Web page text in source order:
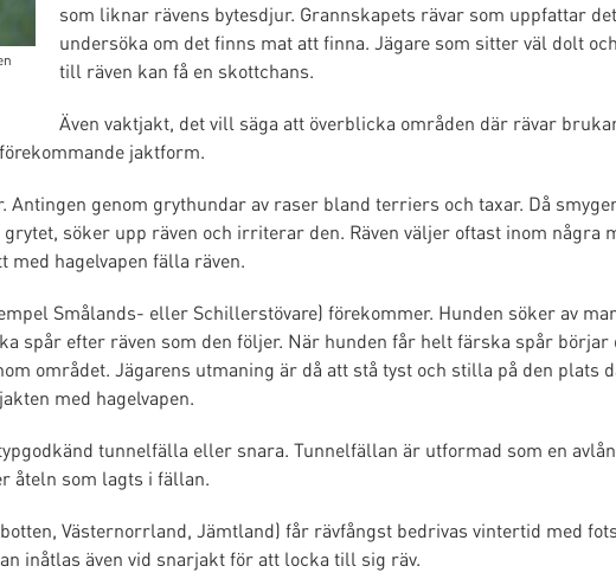
som liknar rävens bytesdjur. Grannskapets rävar som uppfattar
undersöka om det finns mat att finna. Jägare som sitter väl dolt
till räven kan få en skottchans.
Även vaktjakt, det vill säga att överblicka områden där rävar
jaktform.
Antingen genom grythundar av raser bland terriers och taxar. Då
söker upp räven och irriterar den. Räven väljer oftast inom några
med hagelvapen fälla räven.
Smålands- eller Schillerstövare) förekommer. Hunden söker av
spår efter räven som den följer. När hunden får helt färska spår
området. Jägarens utmaning är då att stå tyst och stilla på den plats
med hagelvapen.
tunnelfälla eller snara. Tunnelfällan är utformad som en
åteln som lagts i fällan.
Västernorrland, Jämtland) får rävfångst bedrivas vintertid med
inåtlas även vid snarjakt för att locka till sig räv.